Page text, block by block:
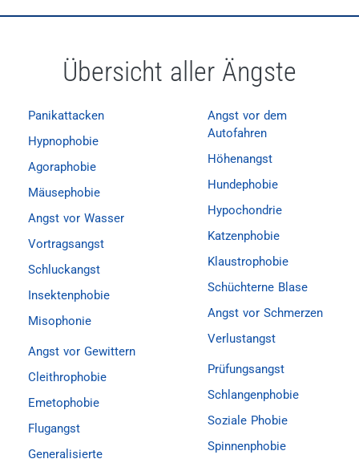
Übersicht aller Ängste
Panikattacken
Hypnophobie
Agoraphobie
Mäusephobie
Angst vor Wasser
Vortragsangst
Schluckangst
Insektenphobie
Misophonie
Angst vor Gewittern
Cleithrophobie
Emetophobie
Flugangst
Generalisierte
Angst vor dem
Autofahren
Höhenangst
Hundephobie
Hypochondrie
Katzenphobie
Klaustrophobie
Schüchterne Blase
Angst vor Schmerzen
Verlustangst
Prüfungsangst
Schlangenphobie
Soziale Phobie
Spinnenphobie